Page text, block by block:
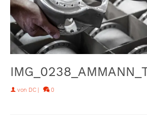
von DC | 0